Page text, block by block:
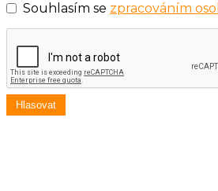
Souhlasím se zpracováním
Hlasovat